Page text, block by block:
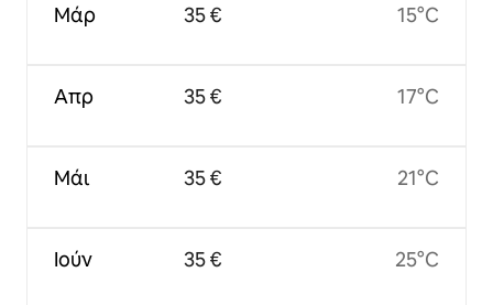
Μάρ
Απρ
Μάι
Ιούν
35 €
35 €
35 €
35 €
15°C
17°C
21°C
25°C